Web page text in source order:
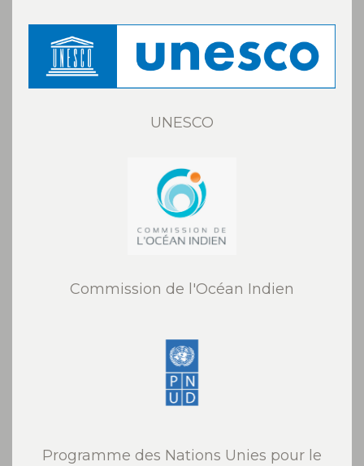
UNESCO
Commission de l'Océan Indien
Programme des Nations Unies pour le